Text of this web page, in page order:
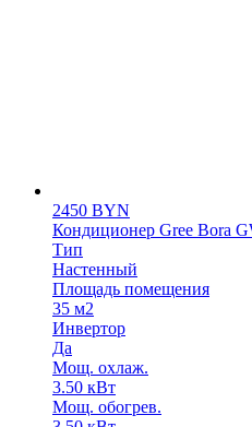
2450 BYN
Кондиционер Gree Bora
Тип
Настенный
Площадь помещения
35 м2
Инвертор
Да
Мощ. охлаж.
3.50 кВт
Мощ. обогрев.